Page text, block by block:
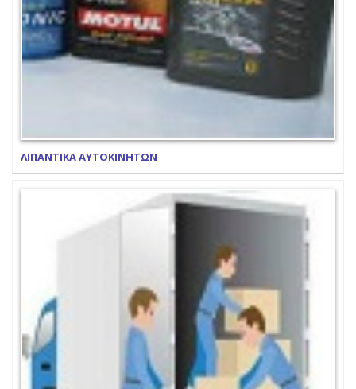
ΛΙΠΑΝΤΙΚΑ ΑΥΤΟΚΙΝΗΤΩΝ